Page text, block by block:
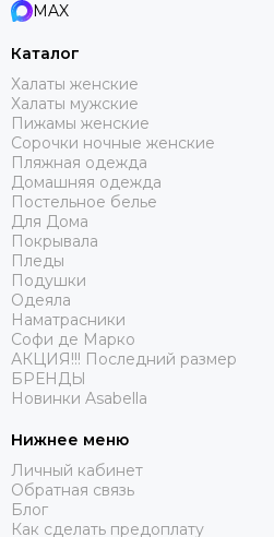
MAX
Каталог
Халаты женские
Халаты мужские
Пижамы женские
Сорочки ночные женские
Пляжная одежда
Домашняя одежда
Постельное белье
Для Дома
Покрывала
Пледы
Подушки
Одеяла
Наматрасники
Софи де Марко
АКЦИЯ!!! Последний размер
БРЕНДЫ
Новинки Asabella
Нижнее меню
Личный кабинет
Обратная связь
Блог
Как сделать предоплату